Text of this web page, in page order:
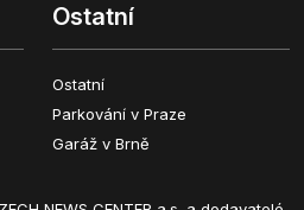
Ostatní
Ostatní
Parkování v Praze
Garáž v Brně